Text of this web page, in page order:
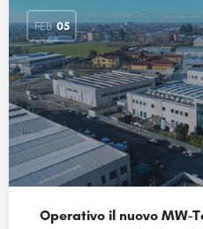
FEB 05
Operativo il nuovo MW-